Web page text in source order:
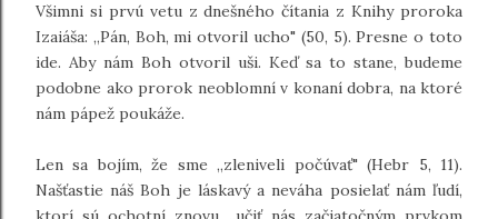
Všimni si prvú vetu z dnešného čítania z Knihy proroka
Izaiáša: „Pán, Boh, mi otvoril ucho" (50, 5). Presne o toto
ide. Aby nám Boh otvoril uši. Keď sa to stane, budeme
podobne ako prorok neoblomní v konaní dobra, na ktoré
nám pápež poukáže.
Len sa bojím, že sme „zleniveli počúvať" (Hebr 5, 11).
Našťastie náš Boh je láskavý a neváha posielať nám ľudí,